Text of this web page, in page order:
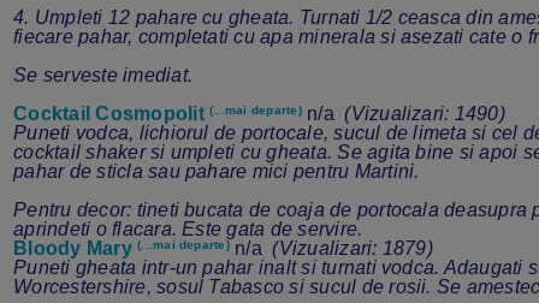
4. Umpleti 12 pahare cu gheata. Turnati 1/2 ceasca din
fiecare pahar, completati cu apa minerala si asezati cate o
Se serveste imediat.
Cocktail Cosmopolit (...mai departe)n/a (Vizualizari: 1490)
Puneti vodca, lichiorul de portocale, sucul de limeta si cel
cocktail shaker si umpleti cu gheata. Se agita bine si apoi
pahar de sticla sau pahare mici pentru Martini.
Pentru decor: tineti bucata de coaja de portocala deasupra
aprindeti o flacara. Este gata de servire.
Bloody Mary (...mai departe)n/a (Vizualizari: 1879)
Puneti gheata intr-un pahar inalt si turnati vodca. Adaugati
Worcestershire, sosul Tabasco si sucul de rosii. Se